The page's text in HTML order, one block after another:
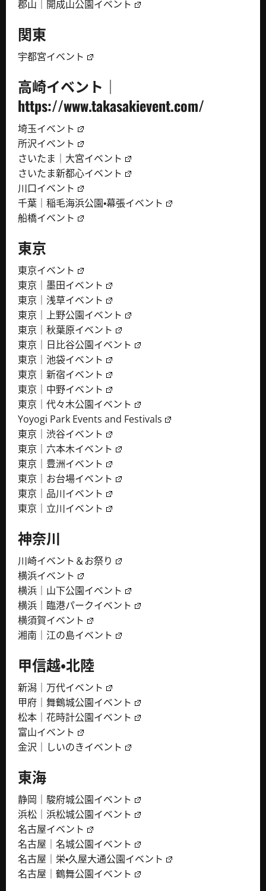
郡山｜開成山公園イベント
関東
宇都宮イベント
高崎イベント｜
https://www.takasakievent.com/
埼玉イベント
所沢イベント
さいたま｜大宮イベント
さいたま新都心イベント
川口イベント
千葉｜稲毛海浜公園・幕張イベント
船橋イベント
東京
東京イベント
東京｜墨田イベント
東京｜浅草イベント
東京｜上野公園イベント
東京｜秋葉原イベント
東京｜日比谷公園イベント
東京｜池袋イベント
東京｜新宿イベント
東京｜中野イベント
東京｜代々木公園イベント
Yoyogi Park Events and Festivals
東京｜渋谷イベント
東京｜六本木イベント
東京｜豊洲イベント
東京｜お台場イベント
東京｜品川イベント
東京｜立川イベント
神奈川
川崎イベント＆お祭り
横浜イベント
横浜｜山下公園イベント
横浜｜臨港パークイベント
横須賀イベント
湘南｜江の島イベント
甲信越・北陸
新潟｜万代イベント
甲府｜舞鶴城公園イベント
松本｜花時計公園イベント
富山イベント
金沢｜しいのきイベント
東海
静岡｜駿府城公園イベント
浜松｜浜松城公園イベント
名古屋イベント
名古屋｜名城公園イベント
名古屋｜栄・久屋大通公園イベント
名古屋｜鶴舞公園イベント